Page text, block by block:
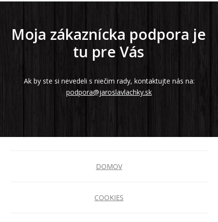
Moja zákaznícka podpora je
tu pre Vás
Ak by ste si nevedeli s niečim rady, kontaktujte nás na:
podpora@jaroslavlachky.sk
DOMOV
COOKIES